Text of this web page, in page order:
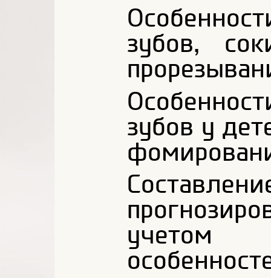
зубов,
зубов у
учетом